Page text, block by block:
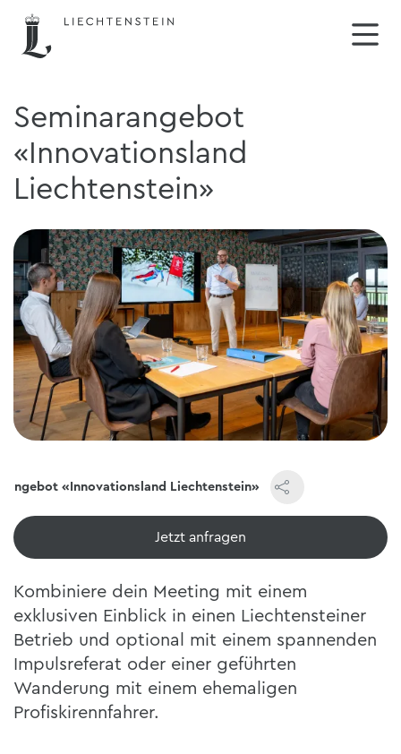
Seminarangebot
«Innovationsland
Liechtenstein»
«Innovationsland Liechtenstein»
Jetzt ansehen
Kombiniere dein Meeting mit einem
exklusiven Einblick in einen Liechtensteiner
Betrieb und optional mit einem spannenden
Impulsreferat oder einer geführten
Wanderung mit einem ehemaligen
Profiskirennfahrer.